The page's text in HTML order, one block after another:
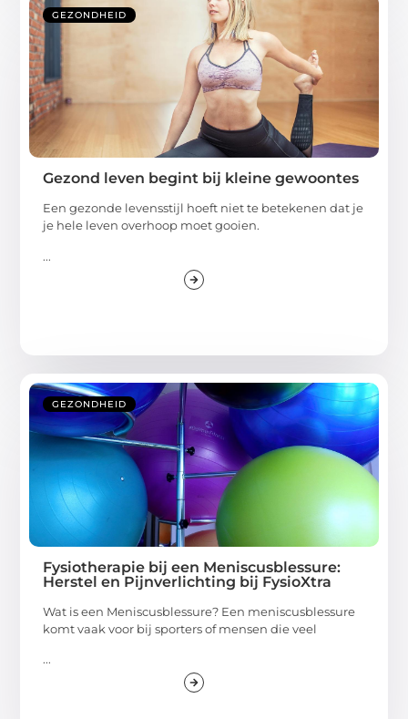
GEZONDHEID
Gezond leven begint bij kleine gewoontes
Een gezonde levensstijl hoeft niet te betekenen dat je
je hele leven overhoop moet gooien.
...
GEZONDHEID
Fysiotherapie bij een Meniscusblessure:
Herstel en Pijnverlichting bij FysioXtra
Wat is een Meniscusblessure? Een meniscusblessure
komt vaak voor bij sporters of mensen die veel
...